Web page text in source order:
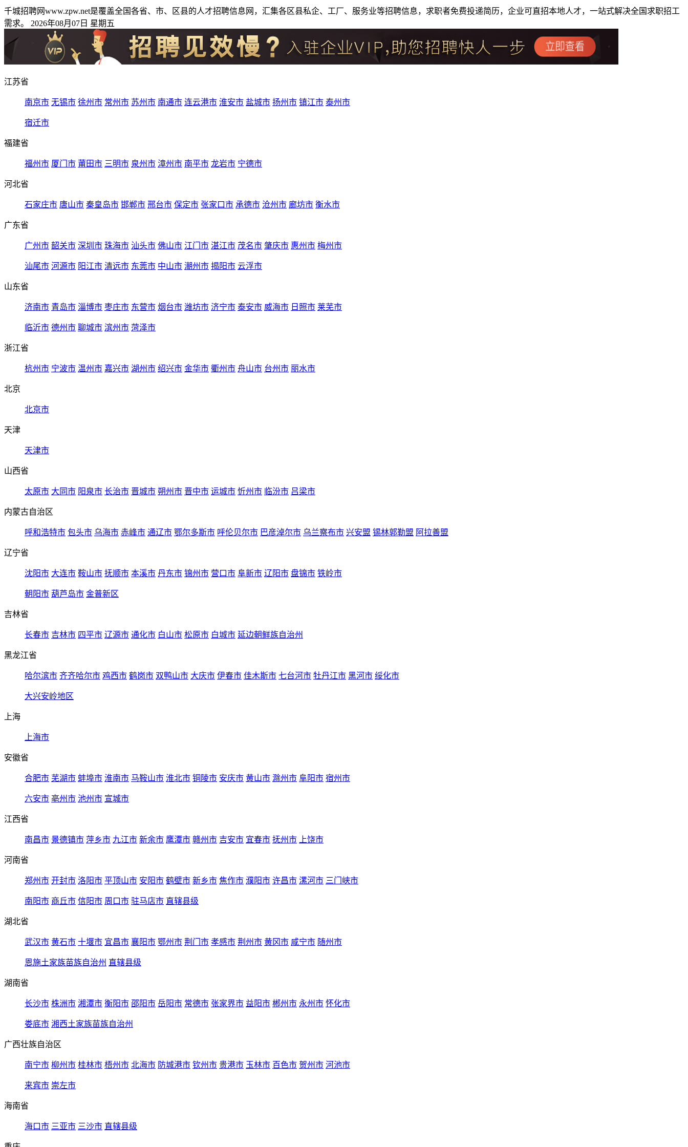
千城招聘网www.zpw.net是覆盖全国各省、市、区县的人才招聘信息网，汇集各区县私企、工厂、服务业等招聘信息，求职者免费投递简历，企业可直招本地人才，一站式解决全国求职招工
需求。 2026年08月07日 星期五
江苏省
南京市 无锡市 徐州市 常州市 苏州市 南通市 连云港市 淮安市 盐城市 扬州市 镇江市 泰州市
宿迁市
福建省
福州市 厦门市 莆田市 三明市 泉州市 漳州市 南平市 龙岩市 宁德市
河北省
石家庄市 唐山市 秦皇岛市 邯郸市 邢台市 保定市 张家口市 承德市 沧州市 廊坊市 衡水市
广东省
广州市 韶关市 深圳市 珠海市 汕头市 佛山市 江门市 湛江市 茂名市 肇庆市 惠州市 梅州市
汕尾市 河源市 阳江市 清远市 东莞市 中山市 潮州市 揭阳市 云浮市
山东省
济南市 青岛市 淄博市 枣庄市 东营市 烟台市 潍坊市 济宁市 泰安市 威海市 日照市 莱芜市
临沂市 德州市 聊城市 滨州市 菏泽市
浙江省
杭州市 宁波市 温州市 嘉兴市 湖州市 绍兴市 金华市 衢州市 舟山市 台州市 丽水市
北京
北京市
天津
天津市
山西省
太原市 大同市 阳泉市 长治市 晋城市 朔州市 晋中市 运城市 忻州市 临汾市 吕梁市
内蒙古自治区
呼和浩特市 包头市 乌海市 赤峰市 通辽市 鄂尔多斯市 呼伦贝尔市 巴彦淖尔市 乌兰察布市 兴安盟 锡林郭勒盟 阿拉善盟
辽宁省
沈阳市 大连市 鞍山市 抚顺市 本溪市 丹东市 锦州市 营口市 阜新市 辽阳市 盘锦市 铁岭市
朝阳市 葫芦岛市 金普新区
吉林省
长春市 吉林市 四平市 辽源市 通化市 白山市 松原市 白城市 延边朝鲜族自治州
黑龙江省
哈尔滨市 齐齐哈尔市 鸡西市 鹤岗市 双鸭山市 大庆市 伊春市 佳木斯市 七台河市 牡丹江市 黑河市 绥化市
大兴安岭地区
上海
上海市
安徽省
合肥市 芜湖市 蚌埠市 淮南市 马鞍山市 淮北市 铜陵市 安庆市 黄山市 滁州市 阜阳市 宿州市
六安市 亳州市 池州市 宣城市
江西省
南昌市 景德镇市 萍乡市 九江市 新余市 鹰潭市 赣州市 吉安市 宜春市 抚州市 上饶市
河南省
郑州市 开封市 洛阳市 平顶山市 安阳市 鹤壁市 新乡市 焦作市 濮阳市 许昌市 漯河市 三门峡市
南阳市 商丘市 信阳市 周口市 驻马店市 直辖县级
湖北省
武汉市 黄石市 十堰市 宜昌市 襄阳市 鄂州市 荆门市 孝感市 荆州市 黄冈市 咸宁市 随州市
恩施土家族苗族自治州 直辖县级
湖南省
长沙市 株洲市 湘潭市 衡阳市 邵阳市 岳阳市 常德市 张家界市 益阳市 郴州市 永州市 怀化市
娄底市 湘西土家族苗族自治州
广西壮族自治区
南宁市 柳州市 桂林市 梧州市 北海市 防城港市 钦州市 贵港市 玉林市 百色市 贺州市 河池市
来宾市 崇左市
海南省
海口市 三亚市 三沙市 直辖县级